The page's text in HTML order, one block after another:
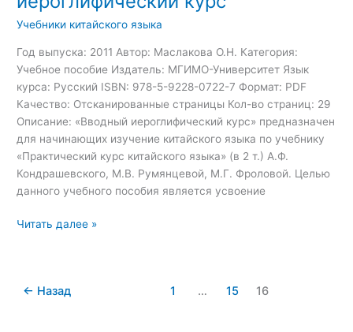
Учебники китайского языка
Год выпуска: 2011 Автор: Маслакова О.Н. Категория:
Учебное пособие Издатель: МГИМО-Университет Язык
курса: Русский ISBN: 978-5-9228-0722-7 Формат: PDF
Качество: Отсканированные страницы Кол-во страниц: 29
Описание: «Вводный иероглифический курс» предназначен
для начинающих изучение китайского языка по учебнику
«Практический курс китайского языка» (в 2 т.) А.Ф.
Кондрашевского, М.В. Румянцевой, М.Г. Фроловой. Целью
данного учебного пособия является усвоение
Читать далее »
← Назад 1 … 15 16